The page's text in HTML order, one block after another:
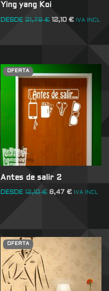
Ying yang Koi
DESDE 21,78€ 12,10€ IVA INCL
OFERTA
Antes de salir 2
DESDE 12,10€ 8,47€ IVA INCL
OFERTA